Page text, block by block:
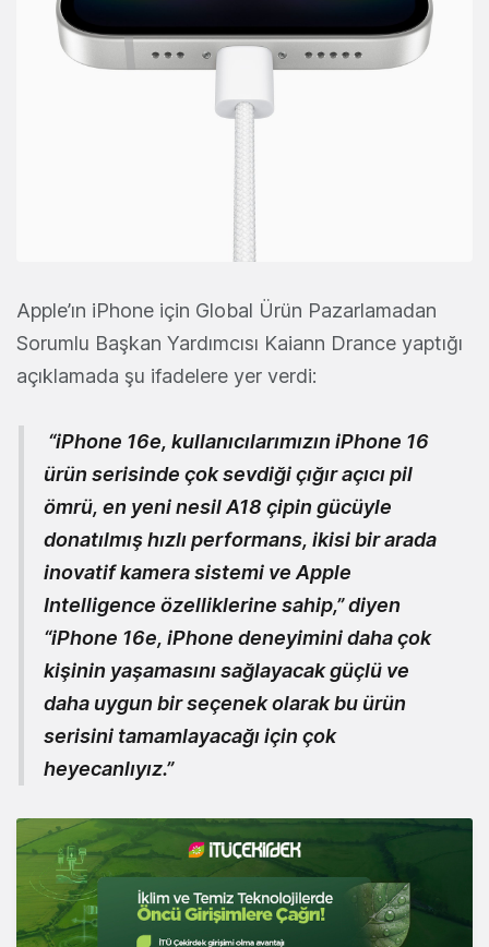
Apple’ın iPhone için Global Ürün Pazarlamadan
Sorumlu Başkan Yardımcısı Kaiann Drance yaptığı
açıklamada şu ifadelere yer verdi:
“iPhone 16e, kullanıcılarımızın iPhone 16
ürün serisinde çok sevdiği çığır açıcı pil
ömrü, en yeni nesil A18 çipin gücüyle
donatılmış hızlı performans, ikisi bir arada
inovatif kamera sistemi ve Apple
Intelligence özelliklerine sahip,” diyen
“iPhone 16e, iPhone deneyimini daha çok
kişinin yaşamasını sağlayacak güçlü ve
daha uygun bir seçenek olarak bu ürün
serisini tamamlayacağı için çok
heyecanlıyız.”